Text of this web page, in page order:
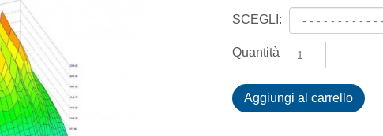
SCEGLI:
Quantità